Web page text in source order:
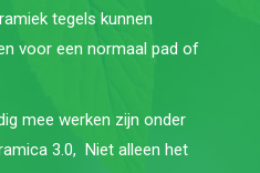
tegels kunnen
voor een normaal pad of
mee werken zijn onder
3.0, Niet alleen het